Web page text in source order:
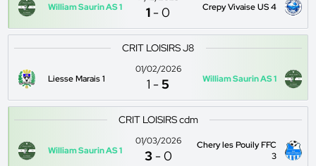
William Saurin AS 1 1 -0 Crepy Vivaise US 4
CRIT LOISIRS J8
Liesse Marais 1
01/02/2026
1 -5 William Saurin AS 1
CRIT LOISIRS cdm
William Saurin AS 1
01/03/2026
3 -0
Chery les Pouily FFC
3